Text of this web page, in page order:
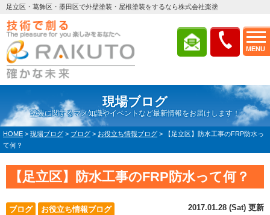
MENU
足立区・葛飾区・墨田区で外壁塗装・屋根塗装をするなら株式会社楽塗
現場ブログ
塗装に関するマメ知識やイベントなど最新情報をお届けします！
HOME > 現場ブログ > ブログ > お役立ち情報ブログ >
【足立区】防水工事のFRP防水っ
て何？
【足立区】防水工事のFRP防水って何？
ブログ お役立ち情報ブログ 2017.01.28 (Sat) 更新